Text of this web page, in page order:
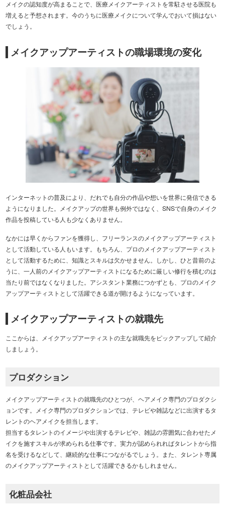
メイクの認知度が高まることで、医療メイクアーティストを常駐させる医院も
増えると予想されます。今のうちに医療メイクについて学んでおいて損はない
でしょう。
メイクアップアーティストの職場環境の変化
インターネットの普及により、だれでも自分の作品や想いを世界に発信できる
ようになりました。メイクアップの世界も例外ではなく、SNSで自身のメイク
作品を投稿している人も少なくありません。
なかには早くからファンを獲得し、フリーランスのメイクアップアーティスト
として活動している人もいます。もちろん、プロのメイクアップアーティスト
として活動するために、知識とスキルは欠かせません。しかし、ひと昔前のよ
うに、一人前のメイクアップアーティストになるために厳しい修行を積むのは
当たり前ではなくなりました。アシスタント業務につかずとも、プロのメイク
アップアーティストとして活躍できる道が開けるようになっています。
メイクアップアーティストの就職先
ここからは、メイクアップアーティストの主な就職先をピックアップして紹介
しましょう。
プロダクション
メイクアップアーティストの就職先のひとつが、ヘアメイク専門のプロダクシ
ョンです。メイク専門のプロダクションでは、テレビや雑誌などに出演するタ
レントのヘアメイクを担当します。
担当するタレントのイメージや出演するテレビや、雑誌の雰囲気に合わせたメ
イクを施すスキルが求められる仕事です。実力が認められればタレントから指
名を受けるなどして、継続的な仕事につながるでしょう。また、タレント専属
のメイクアップアーティストとして活躍できるかもしれません。
化粧品会社